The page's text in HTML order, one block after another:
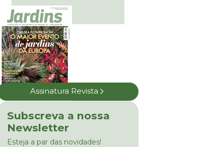
Assinatura Revista
Subscreva a nossa
Newsletter
Esteja a par das novidades!